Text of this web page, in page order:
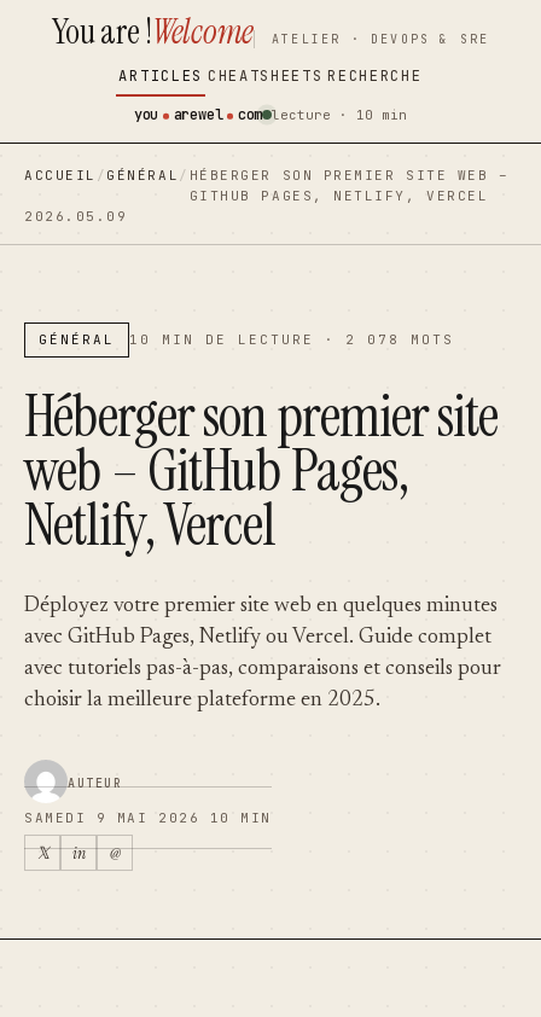
contenu
principal
contenu
principal
You are !Welcome ATELIER · DEVOPS & SRE
ARTICLES CHEATSHEETS RECHERCHE
you
arewel com lecture · 10 min
ACCUEIL / GÉNÉRAL / HÉBERGER SON PREMIER SITE WEB –
GITHUB PAGES, NETLIFY, VERCEL
2026.05.09
GÉNÉRAL 10 MIN DE LECTURE · 2 078 MOTS
Héberger son premier site
web – GitHub Pages,
Netlify, Vercel
Déployez votre premier site web en quelques minutes
avec GitHub Pages, Netlify ou Vercel. Guide complet
avec tutoriels pas-à-pas, comparaisons et conseils pour
choisir la meilleure plateforme en 2025.
AUTEUR
SAMEDI 9 MAI 2026 10 MIN
𝕏 in @